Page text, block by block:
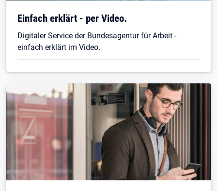
Einfach erklärt - per Video.
Digitaler Service der Bundesagentur für Arbeit -
einfach erklärt im Video.